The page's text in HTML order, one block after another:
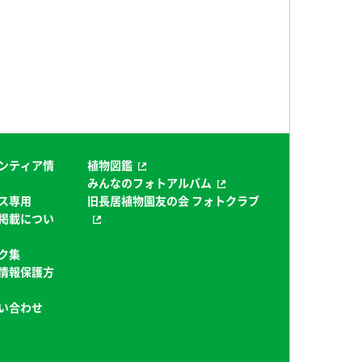
ティア情
専用
載につい
集
報保護方
合わせ
植物図鑑
みんなのフォトアルバム
旧長居植物園友の会 フォトクラブ